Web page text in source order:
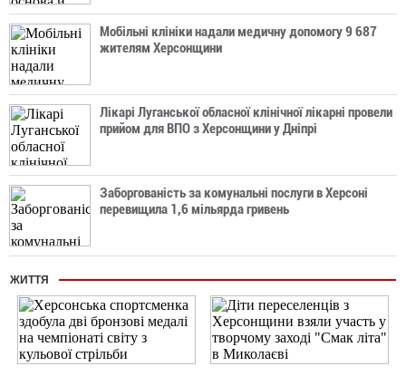
Мобільні клініки надали медичну допомогу 9 687
жителям Херсонщини
Лікарі Луганської обласної клінічної лікарні провели
прийом для ВПО з Херсонщини у Дніпрі
Заборгованість за комунальні послуги в Херсоні
перевищила 1,6 мільярда гривень
ЖИТТЯ